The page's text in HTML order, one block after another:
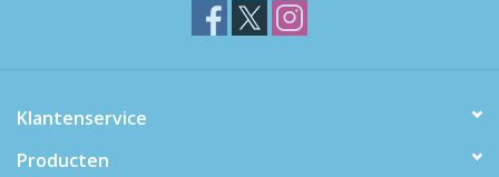
Klantenservice
Producten